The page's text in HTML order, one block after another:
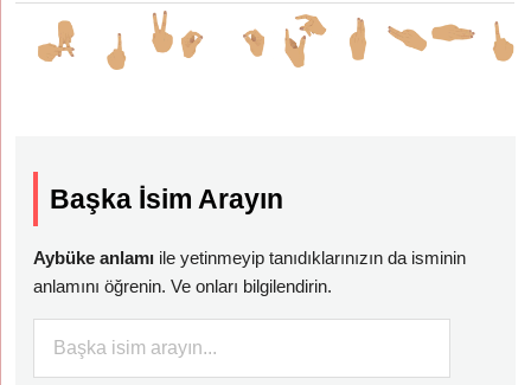
Başka İsim Arayın
Aybüke anlamı ile yetinmeyip tanıdıklarınızın da isminin
anlamını öğrenin. Ve onları bilgilendirin.